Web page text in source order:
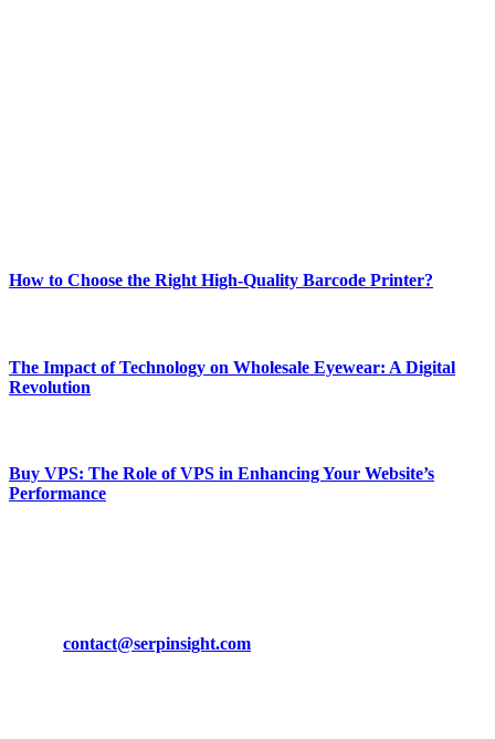
How to Choose the Right High-Quality Barcode Printer?
The Impact of Technology on Wholesale Eyewear: A Digital
Revolution
Buy VPS: The Role of VPS in Enhancing Your Website’s
Performance
contact@serpinsight.com